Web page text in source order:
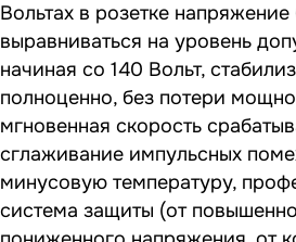
Вольтах в розетке напряжение
выравниваться на уровень
начиная со 140 Вольт,
полноценно, без потери
мгновенная скорость
сглаживание импульсных
минусовую температуру,
система защиты (от